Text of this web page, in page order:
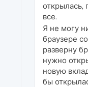
открылась,
все.
Я не могу
браузере
разверну
нужно
новую
бы